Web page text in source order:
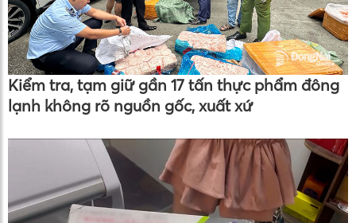
Kiểm tra, tạm giữ gần 17 tấn thực phẩm đông
lạnh không rõ nguồn gốc, xuất xứ